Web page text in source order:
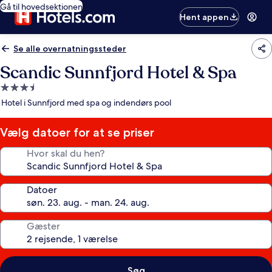
Gå til hovedsektionen
Hent appen
Se alle overnatningssteder
Scandic Sunnfjord Hotel & Spa
3.5-
stjernet
Hotel i Sunnfjord med spa og indendørs pool
Vælg datoer for at se priser
Hvor skal du hen?
Datoer
Gæster